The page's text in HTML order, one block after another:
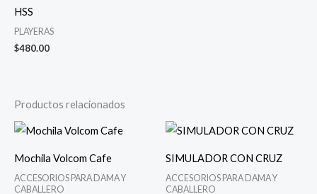
HSS
PLAYERAS
$480.00
Productos relacionados
Mochila Volcom Cafe
ACCESORIOS PARA DAMA Y
CABALLERO
SIMULADOR CON CRUZ
ACCESORIOS PARA DAMA Y
CABALLERO